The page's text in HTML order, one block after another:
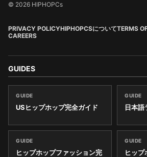
© 2026 HIPHOPCs
PRIVACY POLICYHIPHOPCSについてTERMS
CAREERS
GUIDES
GUIDE
USヒップホップ完全ガイド
GUIDE
日本語
GUIDE
ヒップホップファッション完
GUIDE
ヒップ